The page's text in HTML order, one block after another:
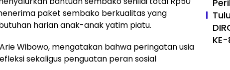
paket sembako berkualitas yang
harian anak-anak yatim piatu.
Arie Wibowo, mengatakan bahwa peringatan usia
sekaligus penguatan peran sosial